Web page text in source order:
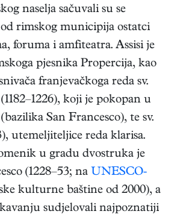
naselja sačuvali su se
rimskog municipija ostatci
foruma i amfiteatra. Assisi je
pjesnika Propercija, kao
franjevačkoga reda sv.
koji je pokopan u
San Francesco), te sv.
utemeljiteljice reda klarisa.
u gradu dvostruka je
(1228–53; na UNESCO-
kulturne baštine od 2000), a
sudjelovali najpoznatiji